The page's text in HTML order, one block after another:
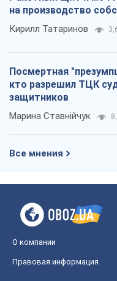
на производство
Кирилл Татаринов
Посмертная
кто разрешил ТЦК
защитников
Марина Ставнійчук
Все мнения
О компании
Правовая информация